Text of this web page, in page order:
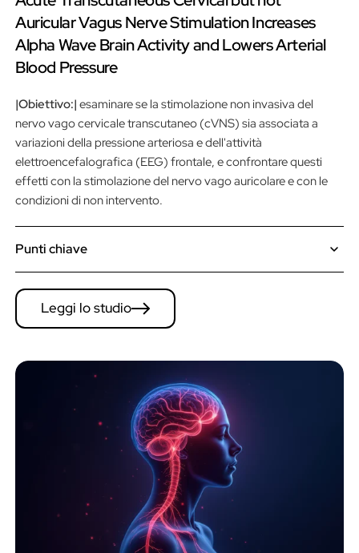
Auricular Vagus Nerve Stimulation Increases
Alpha Wave Brain Activity and Lowers Arterial
Blood Pressure
|Obiettivo:| esaminare se la stimolazione non invasiva del
nervo vago cervicale transcutaneo (cVNS) sia associata a
variazioni della pressione arteriosa e dell'attività
elettroencefalografica (EEG) frontale, e confrontare questi
effetti con la stimolazione del nervo vago auricolare e con le
condizioni di non intervento.
Punti chiave
auricolare, è stata associata a una riduzione della pressione
arteriosa sistolica.
La cVNS ha mostrato una tendenza all'aumento dell'attività alfa
Leggi lo studio